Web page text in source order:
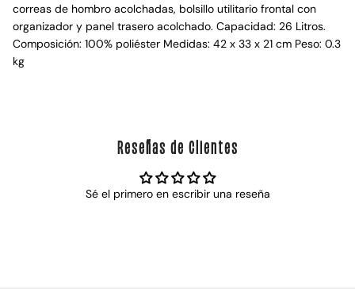
correas de hombro acolchadas, bolsillo utilitario frontal con
organizador y panel trasero acolchado. Capacidad: 26 Litros.
Composición: 100% poliéster Medidas: 42 x 33 x 21 cm Peso: 0.3
kg
Reseñas de Clientes
Sé el primero en escribir una reseña